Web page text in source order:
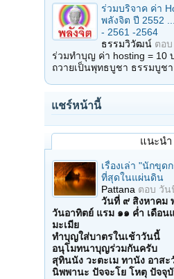
ร่วมบริจาค ค่า
พลังจิต ปี 2552
- 2561 -2564
ธรรมวิวัฒน์ ตอบ
ร่วมทำบุญ ค่า hosting = 10
ถวายเป็นพุทธบูชา ธรรมบูช
แชร์หน้านี้
แนะนำ
เรื่องเล่า "นักขุด
ที่สุดในแผ่นดิน
Pattana ตอบ วัน
วันที่ ๙ สิงหาคม
วันอาทิตย์ แรม ๑๑ ค่ำ เดือ
มะเมีย
ทำบุญใส่บาตรในเช้าวันนี้
อนุโมทนาบุญร่วมกันครับ
สุทินนัง วะตะเม ทานัง อาสะ
นิพพานะ ปัจจะโย โหตุ ปัจจุ